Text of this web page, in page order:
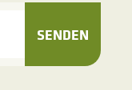
SENDEN